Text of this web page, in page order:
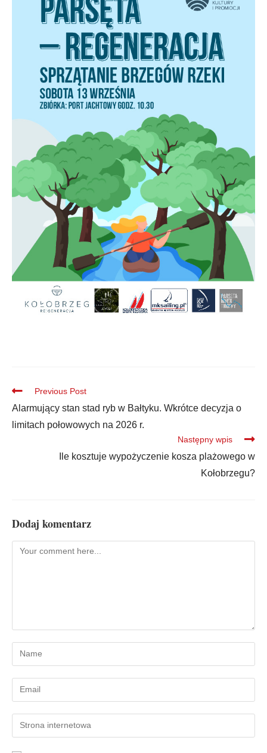
Previous Post
Alarmujący stan stad ryb w Bałtyku. Wkrótce decyzja o
limitach połowowych na 2026 r.
Następny wpis
Ile kosztuje wypożyczenie kosza plażowego w
Kołobrzegu?
Dodaj komentarz